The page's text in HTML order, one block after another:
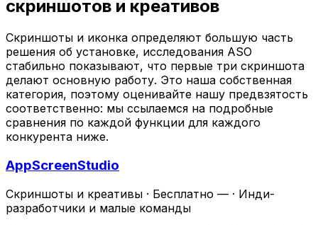
скриншотов и креативов
Скриншоты и иконка определяют большую часть
решения об установке, исследования ASO
стабильно показывают, что первые три скриншота
делают основную работу. Это наша собственная
категория, поэтому оценивайте нашу предвзятость
соответственно: мы ссылаемся на подробные
сравнения по каждой функции для каждого
конкурента ниже.
AppScreenStudio
Скриншоты и креативы · Бесплатно — · Инди-
разработчики и малые команды